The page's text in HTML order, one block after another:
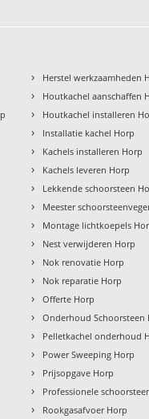
› Herstel werkzaamheden
› Houtkachel aanschaffen
› Houtkachel installeren
› Installatie kachel Horp
› Kachels installeren Horp
› Kachels leveren Horp
› Lekkende schoorsteen
› Meester
› Montage lichtkoepels
› Nest verwijderen Horp
› Nok renovatie Horp
› Nok reparatie Horp
› Offerte Horp
› Onderhoud Schoorsteen
› Pelletkachel onderhoud
› Power Sweeping Horp
› Prijsopgave Horp
› Professionele
› Rookgasafvoer Horp